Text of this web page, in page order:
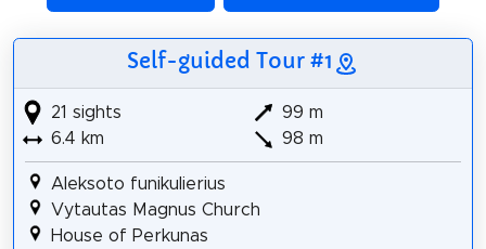
Self-guided Tour #1
21 sights
6.4 km
99 m
98 m
Aleksoto funikulierius
Vytautas Magnus Church
House of Perkunas